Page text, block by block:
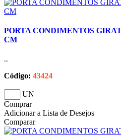
PORTA CONDIMENTOS
CM
..
Código: 43424
UN
Comprar
Adicionar a Lista de Desejos
Comparar